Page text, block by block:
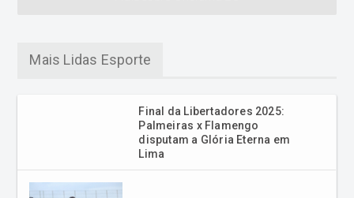
Mais Lidas Esporte
Final da Libertadores 2025:
Palmeiras x Flamengo
disputam a Glória Eterna em
Lima